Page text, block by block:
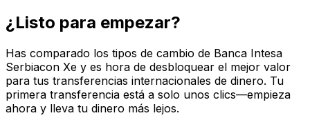
¿Listo para empezar?
Has comparado los tipos de cambio de Banca Intesa
Serbiacon Xe y es hora de desbloquear el mejor valor
para tus transferencias internacionales de dinero. Tu
primera transferencia está a solo unos clics—empieza
ahora y lleva tu dinero más lejos.